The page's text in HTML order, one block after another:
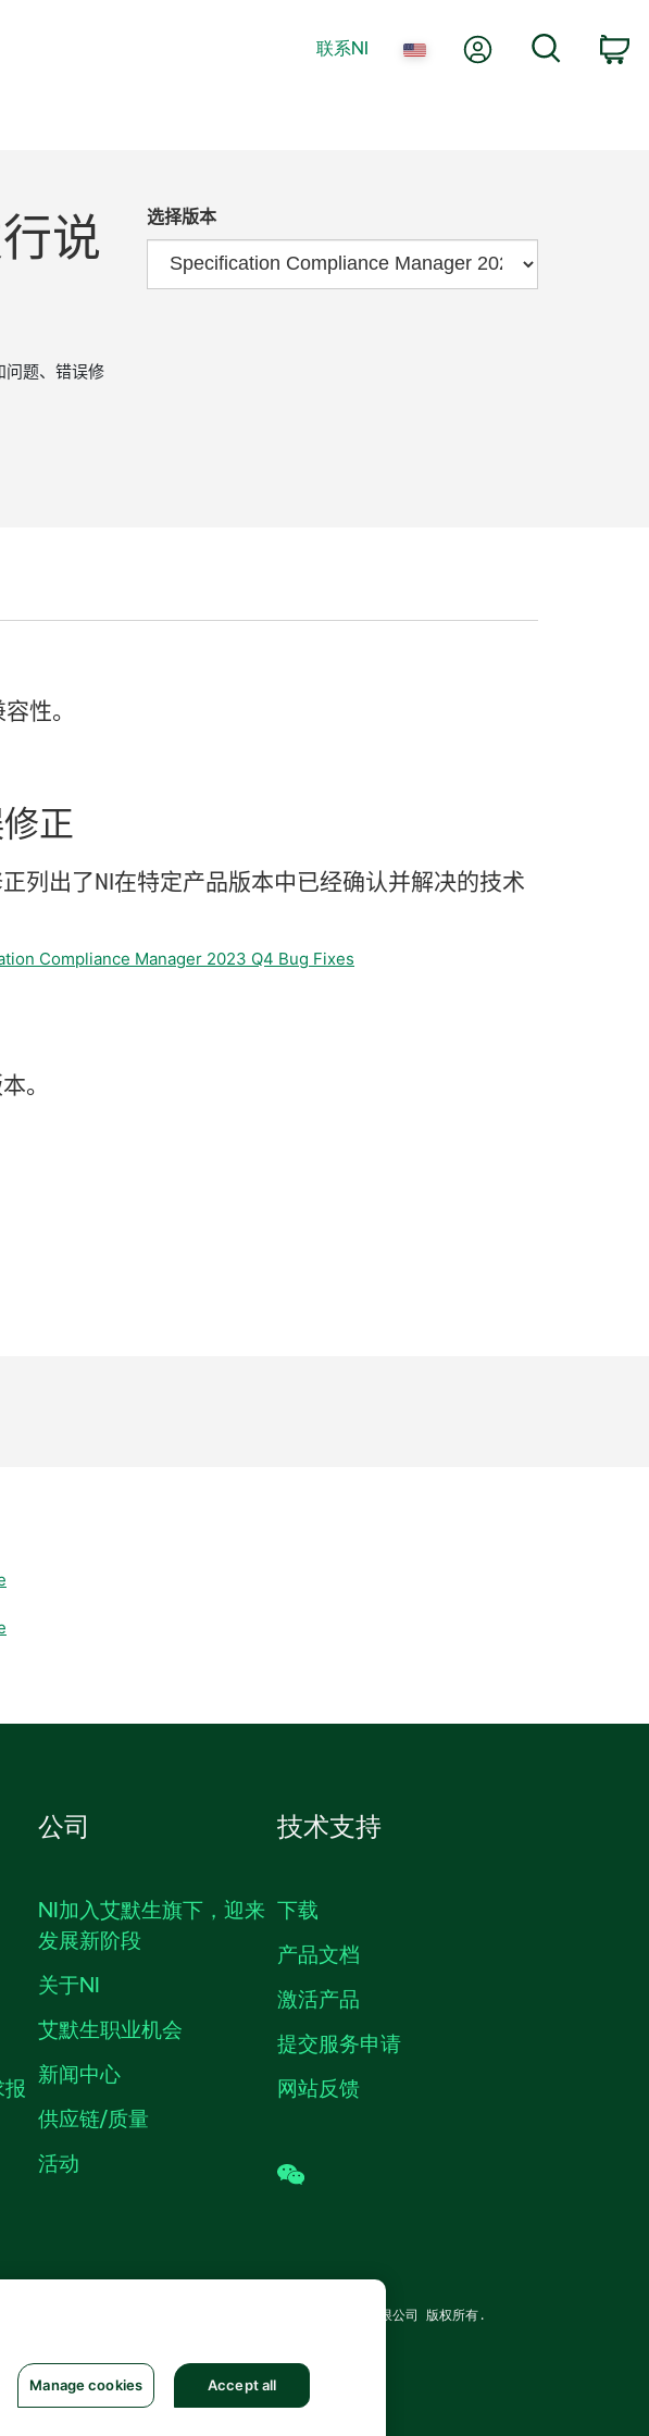
联系NI 我的账户
说
题、错误修
选择版本
容性。
修正
列出了NI在特定产品版本中已经确认并解决的技术
Compliance Manager 2023 Q4 Bug Fixes
。
公司
NI加入艾默生旗下，迎来
发展新阶段
关于NI
艾默生职业机会
新闻中心
供应链/质量
活动
技术支持
下载
产品文档
激活产品
提交服务申请
网站反馈
wechat
NATIONAL INSTRUMENTS CORP. 恩艾 (中国) 仪器有限公司 版权所有.
Manage cookies Accept all